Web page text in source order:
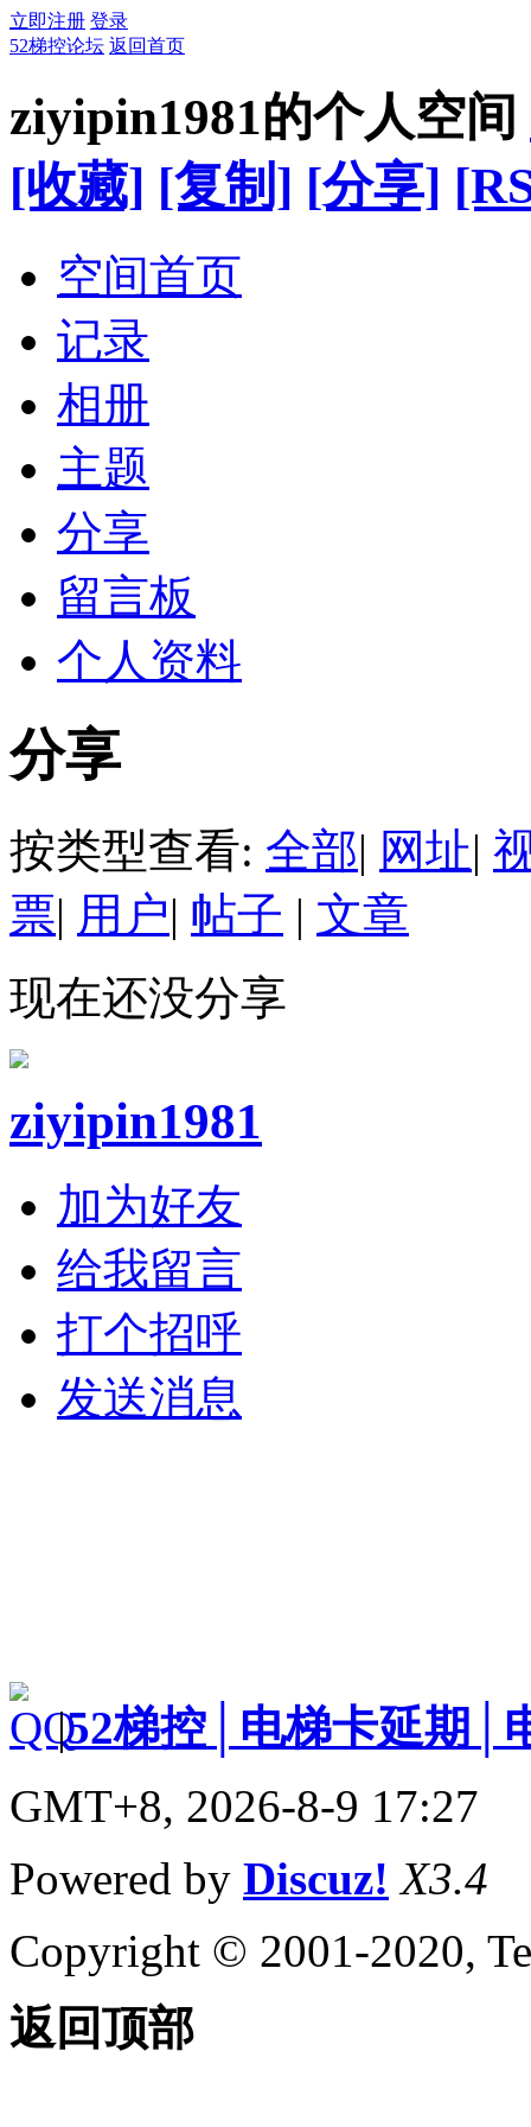
立即注册 登录
52梯控论坛 返回首页
ziyipin1981的个人空间
[收藏] [复制] [分享]
空间首页
记录
相册
主题
分享
留言板
个人资料
分享
按类型查看: 全部| 网址|
票| 用户| 帖子 | 文章
现在还没分享
ziyipin1981
加为好友
给我留言
打个招呼
发送消息
|52梯控│电梯卡延期│
GMT+8, 2026-8-9 17:27
Powered by Discuz! X3.4
Copyright © 2001-2020,
返回顶部